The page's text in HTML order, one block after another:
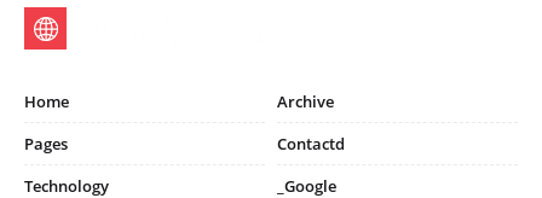
Home
Archive
Pages
Contactd
Technology
_Google